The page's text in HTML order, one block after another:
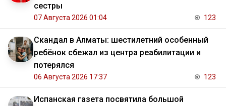
сестры
07 Августа 2026 01:04 123
Скандал в Алматы: шестилетний особенный
ребёнок сбежал из центра реабилитации и
потерялся
06 Августа 2026 17:37 123
Испанская газета посвятила большой